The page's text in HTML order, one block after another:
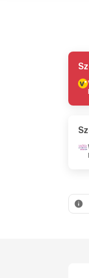
- Okt. 4., V
Palma De Mallorca
-
- Budapest